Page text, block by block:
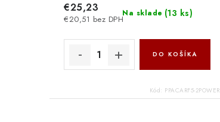
Na sklade (13 ks)
€20,51 bez DPH
€25,23
DO KOŠÍKA
Kód: PPACARF5-2POWER